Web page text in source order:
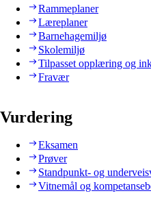
Rammeplaner
Læreplaner
Barnehagemiljø
Skolemiljø
Tilpasset opplæring og
Fravær
Vurdering
Eksamen
Prøver
Standpunkt- og
Vitnemål og